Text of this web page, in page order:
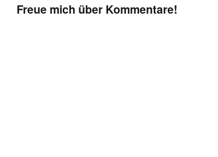
Freue mich über Kommentare!